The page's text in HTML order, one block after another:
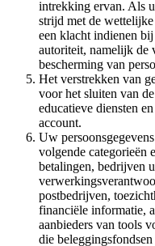
intrekking ervan. Als
strijd met de
een klacht indienen
autoriteit, namelijk de
bescherming van
Het verstrekken van
voor het sluiten van
educatieve diensten
account.
Uw
volgende categorieën
betalingen, bedrijven
postbedrijven,
financiële informatie,
aanbieders van tools
die